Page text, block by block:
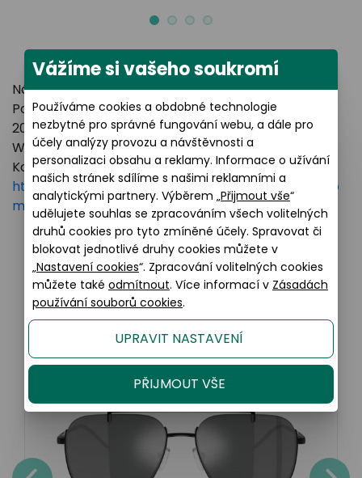
Název výrobce: LUXOTTICA GROUP
Poštovní adresa: Piazzale Luigi Cadorna 3 Milano,
20123 Italy
Webové stránky:https://www.essilorluxottica.com
Kontakt:
https://www.essilorluxottica.com/en/brands/custo
mer-care
Podobné produkty
Vážíme si vašeho soukromí
Používáme cookies a obdobné technologie
nezbytné pro správné fungování webu, a dále pro
účely analýzy provozu a návštěvnosti a
personalizaci obsahu a reklamy. Informace o užívání
našich stránek sdílíme s našimi reklamními a
analytickými partnery. Výběrem „Přijmout vše“
udělujete souhlas se zpracováním všech volitelných
druhů cookies pro tyto zmíněné účely. Spravovat či
blokovat jednotlivé druhy cookies můžete v
„Nastavení cookies“. Zpracování volitelných cookies
můžete také odmítnout. Více informací v Zásadách
používání souborů cookies.
UPRAVIT NASTAVENÍ
PŘIJMOUT VŠE